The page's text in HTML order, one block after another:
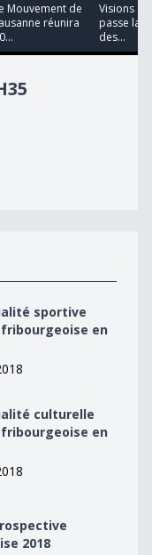
Mouvement de
réunira
Visions du
passe la
des...
en 2018
sportive
en
fribourgeoise en
culturelle
en
2018